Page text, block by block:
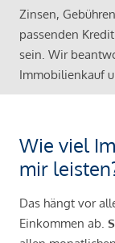
Zinsen,
passenden
sein. Wir
Immobilienkauf
Wie viel
mir
Das hängt vor
Einkommen ab.